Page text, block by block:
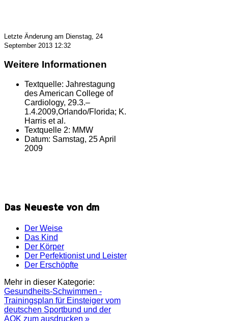
Letzte Änderung am Dienstag, 24
September 2013 12:32
Weitere Informationen
Textquelle: Jahrestagung
des American College of
Cardiology, 29.3.–
1.4.2009,Orlando/Florida; K.
Harris et al.
Textquelle 2: MMW
Datum: Samstag, 25 April
2009
Das Neueste von dm
Der Weise
Das Kind
Der Körper
Der Perfektionist und Leister
Der Erschöpfte
Mehr in dieser Kategorie:
Gesundheits-Schwimmen -
Trainingsplan für Einsteiger vom
deutschen Sportbund und der
AOK zum ausdrucken »